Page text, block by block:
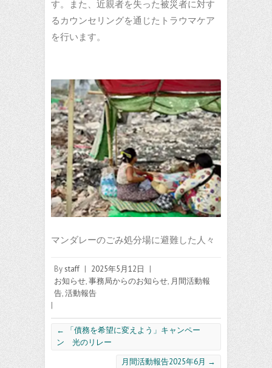
す。また、近親者を失った被災者に対す
るカウンセリングを通じたトラウマケア
を行います。
マンダレーのごみ処分場に避難した人々
Bystaff | 2025年5月12日
|
お知らせ,事務局からのお知らせ, 月間活動報
告,活動報告
|
←
「債務を希望に変えよう」キャンペー
ン 光のリレー
月間活動報告2025年6月 →